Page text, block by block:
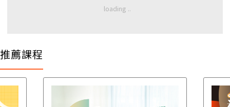
推薦課程